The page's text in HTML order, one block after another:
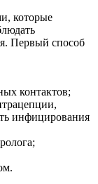
которые
Первый способ
контактов;
инфицирования